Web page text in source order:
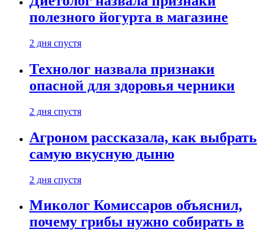
полезного йогурта в магазине
2 дня спустя
Технолог назвала признаки
опасной для здоровья черники
2 дня спустя
Агроном рассказала, как выбрать
самую вкусную дыню
2 дня спустя
Миколог Комиссаров объяснил,
почему грибы нужно собирать в